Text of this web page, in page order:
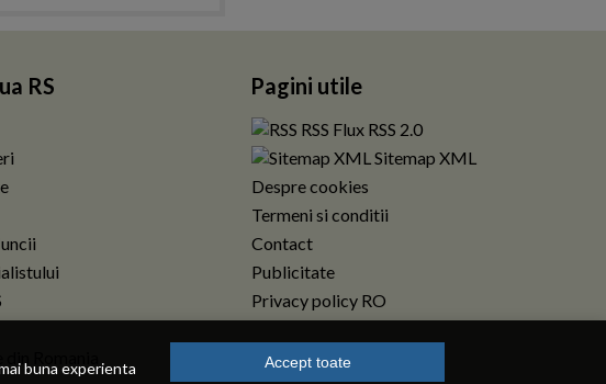
buna experienta
Accept toate
RS Pagini utile
RSS Flux RSS 2.0
Sitemap XML
Despre cookies
Termeni si conditii
Contact
Publicitate
Privacy policy RO